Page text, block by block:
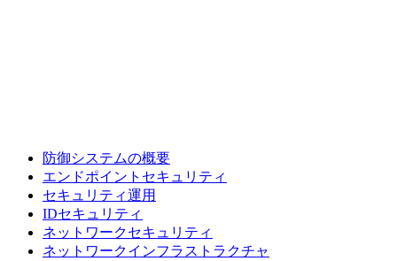
防御システムの概要
エンドポイントセキュリティ
セキュリティ運用
IDセキュリティ
ネットワークセキュリティ
ネットワークインフラストラクチャ